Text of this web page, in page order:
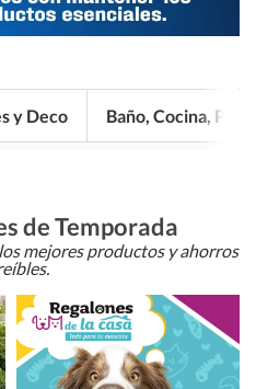
y Deco Baño, Cocina, Pisos
de Temporada
mejores productos y ahorros